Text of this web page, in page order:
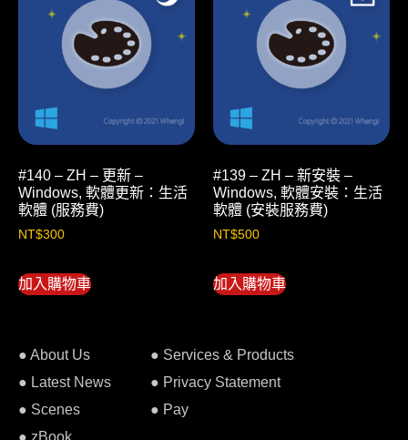
#140 – ZH – 更新 –
Windows, 軟體更新：生活
軟體 (服務費)
NT$300
加入購物車
#139 – ZH – 新安裝 –
Windows, 軟體安裝：生活
軟體 (安裝服務費)
NT$500
加入購物車
● About Us
● Latest News
● Scenes
● zBook
● Services & Products
● Privacy Statement
● Pay